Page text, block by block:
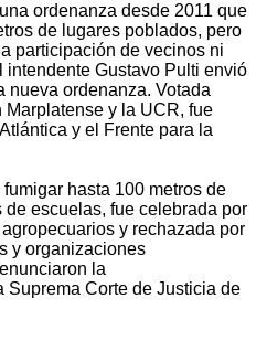
ordenanza desde 2011 que
de lugares poblados, pero
participación de vecinos ni
Gustavo Pulti envió
nueva ordenanza. Votada
y la UCR, fue
y el Frente para la
hasta 100 metros de
de escuelas, fue celebrada por
y rechazada por
y organizaciones
la
Suprema Corte de Justicia de